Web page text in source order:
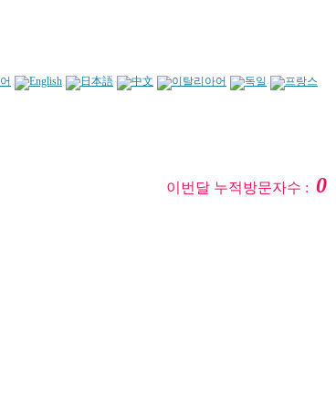
이번달 누적방문자수 :0